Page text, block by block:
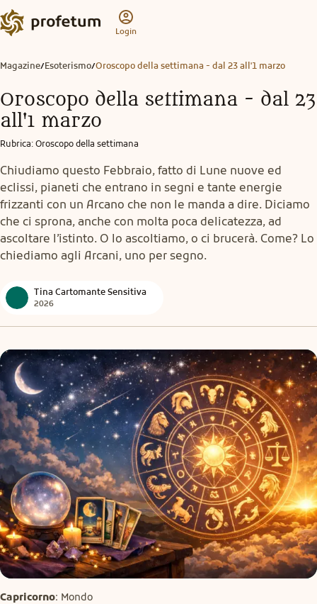
Login
Magazine/Esoterismo/Oroscopo della settimana - dal 23 all'1 marzo
Oroscopo della settimana - dal 23
all'1 marzo
Rubrica: Oroscopo della settimana
Chiudiamo questo Febbraio, fatto di Lune nuove ed
eclissi, pianeti che entrano in segni e tante energie
frizzanti con un Arcano che non le manda a dire. Diciamo
che ci sprona, anche con molta poca delicatezza, ad
ascoltare l’istinto. O lo ascoltiamo, o ci brucerà. Come? Lo
chiediamo agli Arcani, uno per segno.
Tina Cartomante Sensitiva
2026
Capricorno: Mondo